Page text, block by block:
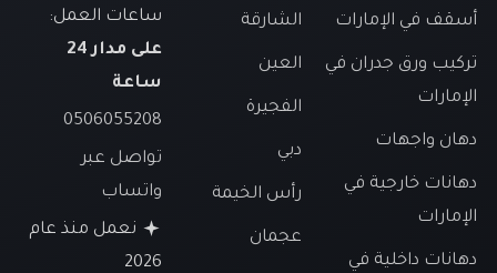
أسقف في الإمارات
تركيب ورق جدران في
الإمارات
دهان واجهات
دهانات خارجية في
الإمارات
دهانات داخلية في
الشارقة
العين
الفجيرة
دبي
رأس الخيمة
عجمان
ساعات العمل:
على مدار 24
ساعة
0506055208
تواصل عبر
واتساب
نعمل منذ عام
2026